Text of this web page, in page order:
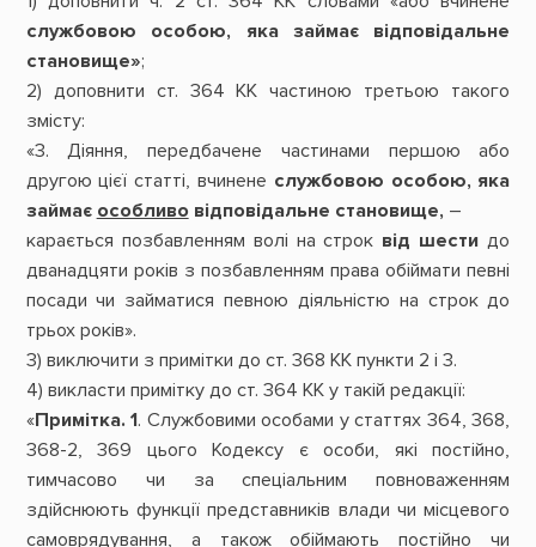
службовою особою, яка займає відповідальне
становище»;
2) доповнити ст. 364 КК частиною третьою такого
змісту:
«3. Діяння, передбачене частинами першою або
другою цієї статті, вчинене службовою особою, яка
займає особливо відповідальне становище, –
карається позбавленням волі на строк від шести до
дванадцяти років з позбавленням права обіймати певні
посади чи займатися певною діяльністю на строк до
трьох років».
3) виключити з примітки до ст. 368 КК пункти 2 і 3.
4) викласти примітку до ст. 364 КК у такій редакції:
«Примітка. 1. Службовими особами у статтях 364, 368,
368-2, 369 цього Кодексу є особи, які постійно,
тимчасово чи за спеціальним повноваженням
здійснюють функції представників влади чи місцевого
самоврядування, а також обіймають постійно чи